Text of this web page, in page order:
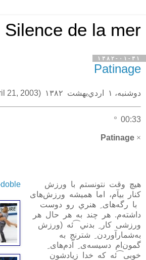
Silence de la mer
۱۳۸۲-۰۱-۳۱
Patinage
دوشنبه، ۱ اردي‌بهشت ۱۳۸۲ (April 21, 2003)
º 00:33
×
Patinage
هيچ وقت نتونستم با ورزش
کنار بيآم، اما هميشه ورزش‌های
با رگه‌های
هنري رو دوست
داشته‌م. هر چند به هر حال هر
ورزشی کار
بدني⁀ئه (ورزش
به‌شمارآوردن
شترنج به
گمون‌ام دسيسه‌ی
آدم‌های
خوبی⁀ئه که خدا زيادشون